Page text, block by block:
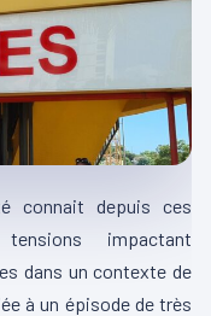
connait depuis ces
impactant
dans un contexte de
à un épisode de très